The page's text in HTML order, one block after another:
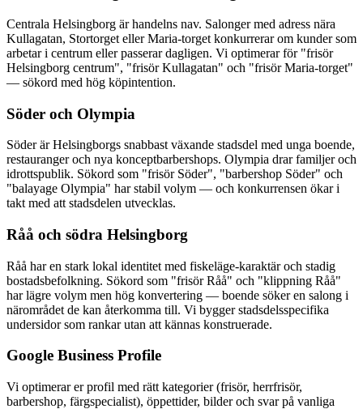
Centrala Helsingborg är handelns nav. Salonger med adress nära
Kullagatan, Stortorget eller Maria-torget konkurrerar om kunder som
arbetar i centrum eller passerar dagligen. Vi optimerar för "frisör
Helsingborg centrum", "frisör Kullagatan" och "frisör Maria-torget"
— sökord med hög köpintention.
Söder och Olympia
Söder är Helsingborgs snabbast växande stadsdel med unga boende,
restauranger och nya konceptbarbershops. Olympia drar familjer och
idrottspublik. Sökord som "frisör Söder", "barbershop Söder" och
"balayage Olympia" har stabil volym — och konkurrensen ökar i
takt med att stadsdelen utvecklas.
Råå och södra Helsingborg
Råå har en stark lokal identitet med fiskeläge-karaktär och stadig
bostadsbefolkning. Sökord som "frisör Råå" och "klippning Råå"
har lägre volym men hög konvertering — boende söker en salong i
närområdet de kan återkomma till. Vi bygger stadsdelsspecifika
undersidor som rankar utan att kännas konstruerade.
Google Business Profile
Vi optimerar er profil med rätt kategorier (frisör, herrfrisör,
barbershop, färgspecialist), öppettider, bilder och svar på vanliga